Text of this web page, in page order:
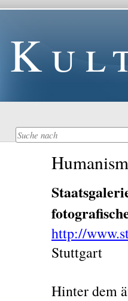
http://
Stuttgart
Hinter dem